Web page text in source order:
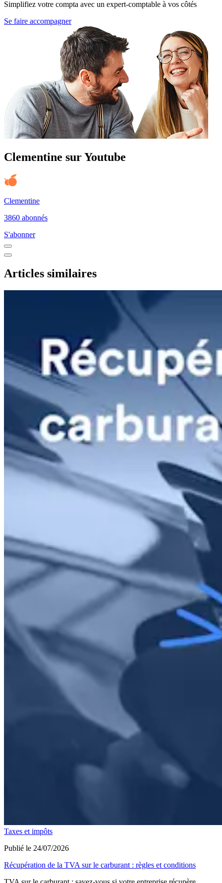
Simplifiez votre compta avec un expert-comptable à vos côtés
Se faire accompagner
Clementine sur Youtube
Clementine
3860 abonnés
S'abonner
Articles similaires
Taxes et impôts
Publié le 24/07/2026
Récupération de la TVA sur le carburant : règles et conditions